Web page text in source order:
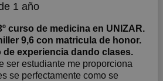
1 año
curso de medicina en UNIZAR.
9,6 con matricula de honor.
de experiencia dando clases.
ser estudiante me proporciona
se perfectamente como se